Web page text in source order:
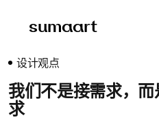
sumaart
设计观点
我们不是接需求，
求